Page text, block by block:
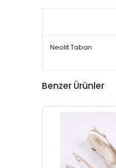
Neolit Taban
Benzer Ürünler